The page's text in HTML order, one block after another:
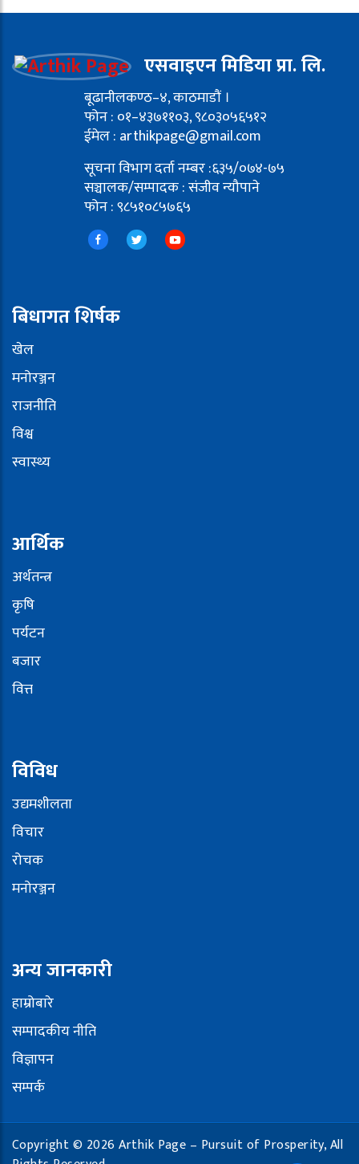
एसवाइएन मिडिया प्रा. लि.
बूढानीलकण्ठ–४, काठमाडौं ।
फोन : ०१–४३७११०३, ९८०३०५६५१२
ईमेल : arthikpage@gmail.com
सूचना विभाग दर्ता नम्बर :६३५/०७४-७५
सञ्चालक/सम्पादक : संजीव न्यौपाने
फोन : ९८५१०८५७६५
बिधागत शिर्षक
खेल
मनोरञ्जन
राजनीति
विश्व
स्वास्थ्य
आर्थिक
अर्थतन्त्र
कृषि
पर्यटन
बजार
वित्त
विविध
उद्यमशीलता
विचार
रोचक
मनोरञ्जन
अन्य जानकारी
हाम्रोबारे
सम्पादकीय नीति
विज्ञापन
सम्पर्क
Copyright © 2026 Arthik Page – Pursuit of Prosperity, All